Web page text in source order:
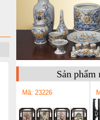
Sản phẩm
Mã: 23226